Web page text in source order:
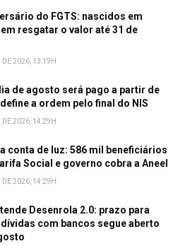
do FGTS: nascidos em
resgatar o valor até 31 de
DE 2026, 13:19H
de agosto será pago a partir de
a ordem pelo final do NIS
DE 2026, 14:29H
conta de luz: 586 mil beneficiários
Social e governo cobra a Aneel
DE 2026, 14:29H
Desenrola 2.0: prazo para
com bancos segue aberto